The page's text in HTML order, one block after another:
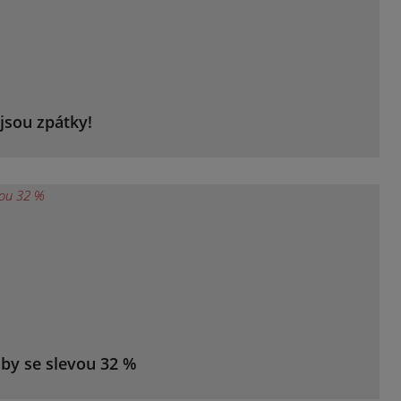
zpátky!
se slevou 32 %